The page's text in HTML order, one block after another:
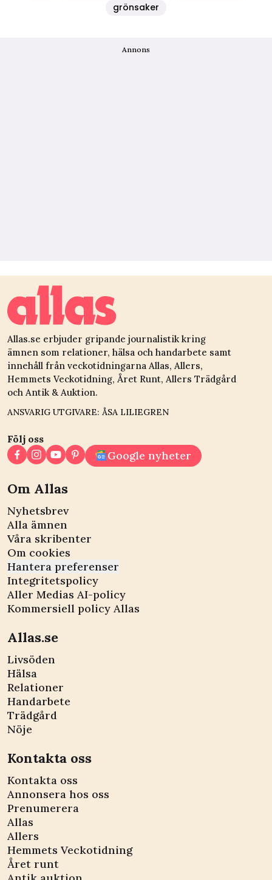
grönsaker
Annons
Allas.se erbjuder gripande journalistik kring
ämnen som relationer, hälsa och handarbete samt
innehåll från veckotidningarna Allas, Allers,
Hemmets Veckotidning, Året Runt, Allers Trädgård
och Antik & Auktion.
ANSVARIG UTGIVARE: ÅSA LILIEGREN
Följ oss
Google nyheter
Om Allas
Nyhetsbrev
Alla ämnen
Våra skribenter
Om cookies
Hantera preferenser
Integritetspolicy
Aller Medias AI-policy
Kommersiell policy Allas
Allas.se
Livsöden
Hälsa
Relationer
Handarbete
Trädgård
Nöje
Kontakta oss
Kontakta oss
Annonsera hos oss
Prenumerera
Allas
Allers
Hemmets Veckotidning
Året runt